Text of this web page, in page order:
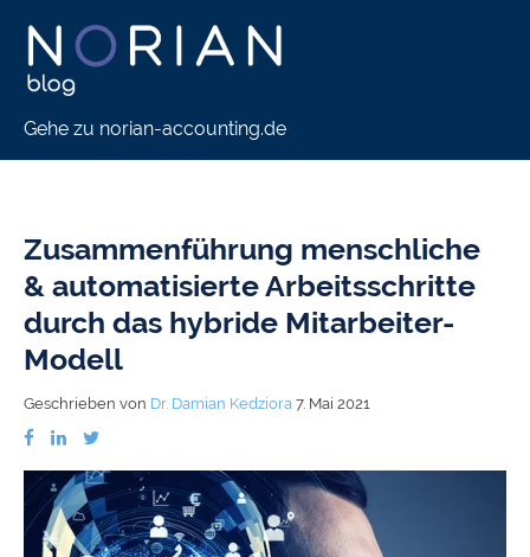
Gehe zu norian-accounting.de
Zusammenführung menschliche
& automatisierte Arbeitsschritte
durch das hybride Mitarbeiter-
Modell
Geschrieben von Dr. Damian Kedziora 7. Mai 2021